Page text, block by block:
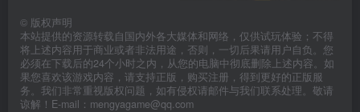
© 版权声明
本站提供的资源转载自国内外各大媒体和网络，仅供试玩体验；不得
将上述内容用于商业或者非法用途，否则，一切后果请用户自负。您
必须在下载后的24个小时之内，从您的电脑中彻底删除上述内容。如
果您喜欢该游戏内容，请支持正版，购买注册，得到更好的正版服
务。我们非常重视版权问题，如有侵权请邮件与我们联系处理。敬请
谅解！E-mail：mengyagame@qq.com